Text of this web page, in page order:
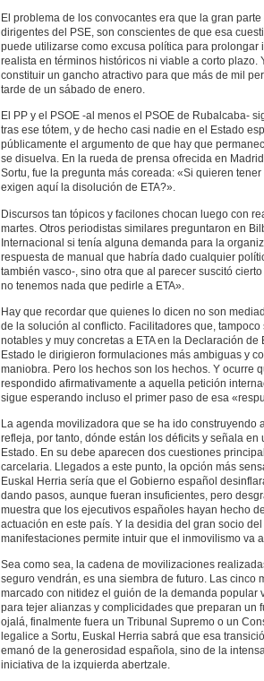
El problema de los convocantes era que la gran
dirigentes del PSE, son conscientes de que esa
puede utilizarse como excusa política para prolongar
realista en términos históricos ni viable a corto plazo.
constituir un gancho atractivo para que más de mil
tarde de un sábado de enero.
El PP y el PSOE -al menos el PSOE de Rubalcaba-
tras ese tótem, y de hecho casi nadie en el Estado
públicamente el argumento de que hay que
se disuelva. En la rueda de prensa ofrecida en
Sortu, fue la pregunta más coreada: «Si quieren
exigen aquí la disolución de ETA?».
Discursos tan tópicos y facilones chocan luego con
martes. Otros periodistas similares preguntaron en
Internacional si tenía alguna demanda para la
respuesta de manual que habría dado cualquier
también vasco-, sino otra que al parecer suscitó
no tenemos nada que pedirle a ETA».
Hay que recordar que quienes lo dicen no son
de la solución al conflicto. Facilitadores que,
notables y muy concretas a ETA en la Declaración de
Estado le dirigieron formulaciones más ambiguas y
maniobra. Pero los hechos son los hechos. Y ocurre
respondido afirmativamente a aquella petición
sigue esperando incluso el primer paso de esa
La agenda movilizadora que se ha ido construyendo
refleja, por tanto, dónde están los déficits y señala en
Estado. En su debe aparecen dos cuestiones
carcelaria. Llegados a este punto, la opción más
Euskal Herria sería que el Gobierno español
dando pasos, aunque fueran insuficientes, pero
muestra que los ejecutivos españoles hayan hecho
actuación en este país. Y la desidia del gran socio
manifestaciones permite intuir que el inmovilismo va
Sea como sea, la cadena de movilizaciones
seguro vendrán, es una siembra de futuro. Las cinco
marcado con nitidez el guión de la demanda popular
para tejer alianzas y complicidades que preparan un
ojalá, finalmente fuera un Tribunal Supremo o un
legalice a Sortu, Euskal Herria sabrá que esa
emanó de la generosidad española, sino de la
iniciativa de la izquierda abertzale.